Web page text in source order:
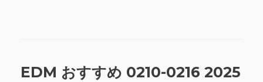
EDM おすすめ 0210-0216 2025